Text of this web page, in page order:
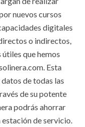
nuevos cursos
digitales
o indirectos,
útiles que hemos
Esta
de todas las
de su potente
podrás ahorrar
estación de servicio.